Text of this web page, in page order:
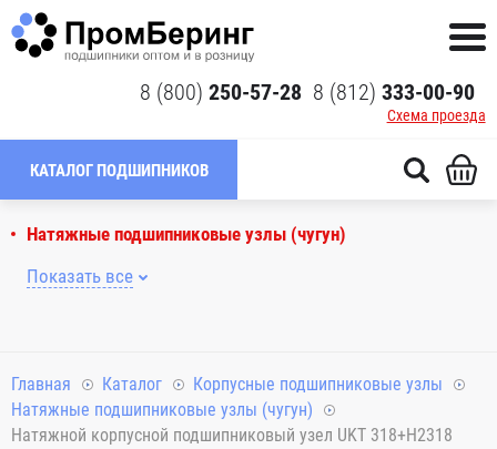
8 (800) 250-57-28 8 (812) 333-00-90
Схема проезда
КАТАЛОГ ПОДШИПНИКОВ
Натяжные подшипниковые узлы (чугун)
Показать все
Главная Каталог
Корпусные подшипниковые узлы
Натяжные подшипниковые узлы (чугун)
Натяжной корпусной подшипниковый узел UKT 318+H2318